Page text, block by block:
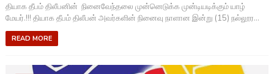
தியாக தீபம் திலீபனின் நினைவேந்தலை முன்னெடுக்க முன்டியடிக்கும் யாழ்
மேயர்.!!! தியாக தீபம் திலீபன் அவர்களின் நினைவு நாளான இன்று (15) நல்லூர...
READ MORE